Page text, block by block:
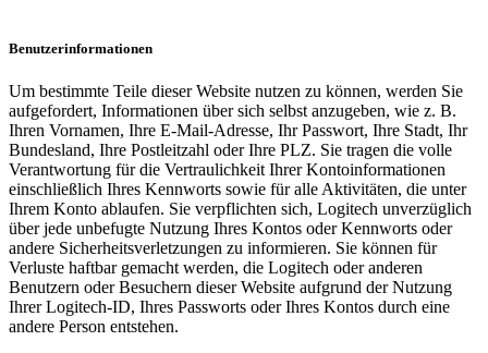
Benutzerinformationen
Um bestimmte Teile dieser Website nutzen zu können, werden Sie
aufgefordert, Informationen über sich selbst anzugeben, wie z. B.
Ihren Vornamen, Ihre E-Mail-Adresse, Ihr Passwort, Ihre Stadt, Ihr
Bundesland, Ihre Postleitzahl oder Ihre PLZ. Sie tragen die volle
Verantwortung für die Vertraulichkeit Ihrer Kontoinformationen
einschließlich Ihres Kennworts sowie für alle Aktivitäten, die unter
Ihrem Konto ablaufen. Sie verpflichten sich, Logitech unverzüglich
über jede unbefugte Nutzung Ihres Kontos oder Kennworts oder
andere Sicherheitsverletzungen zu informieren. Sie können für
Verluste haftbar gemacht werden, die Logitech oder anderen
Benutzern oder Besuchern dieser Website aufgrund der Nutzung
Ihrer Logitech-ID, Ihres Passworts oder Ihres Kontos durch eine
andere Person entstehen.